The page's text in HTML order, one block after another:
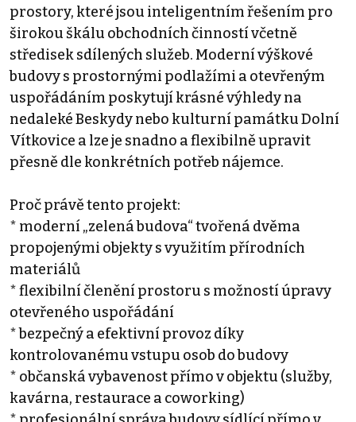
prostory, které jsou inteligentním řešením pro
širokou škálu obchodních činností včetně
středisek sdílených služeb. Moderní výškové
budovy s prostornými podlažími a otevřeným
uspořádáním poskytují krásné výhledy na
nedaleké Beskydy nebo kulturní památku Dolní
Vítkovice a lze je snadno a flexibilně upravit
přesně dle konkrétních potřeb nájemce.
Proč právě tento projekt:
* moderní „zelená budova“ tvořená dvěma
propojenými objekty s využitím přírodních
materiálů
* flexibilní členění prostoru s možností úpravy
otevřeného uspořádání
* bezpečný a efektivní provoz díky
kontrolovanému vstupu osob do budovy
* občanská vybavenost přímo v objektu (služby,
kavárna, restaurace a coworking)